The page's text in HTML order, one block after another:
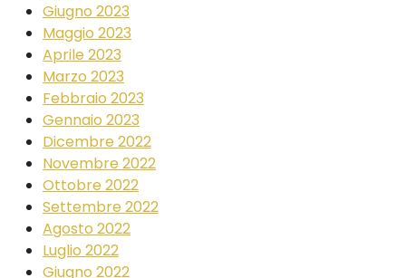
Giugno 2023
Maggio 2023
Aprile 2023
Marzo 2023
Febbraio 2023
Gennaio 2023
Dicembre 2022
Novembre 2022
Ottobre 2022
Settembre 2022
Agosto 2022
Luglio 2022
Giugno 2022